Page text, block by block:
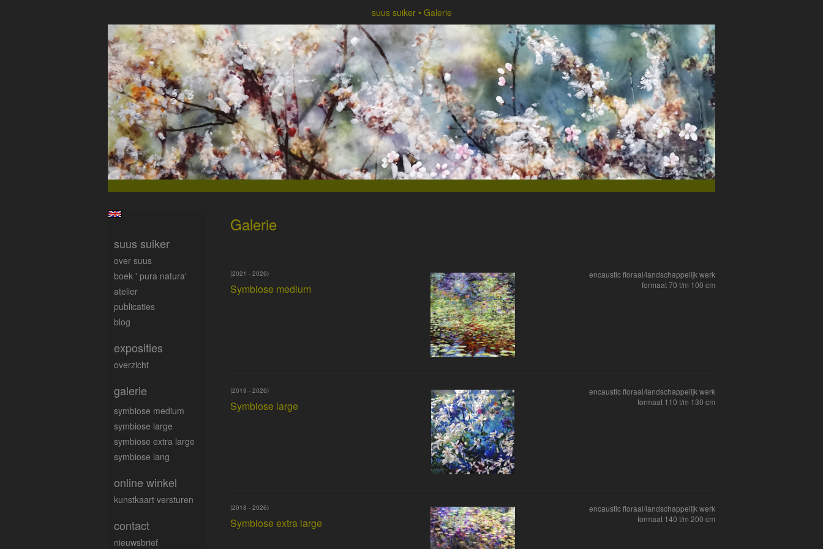
suus suiker Galerie
Galerie
Symbiose medium
(2021 - 2026)
encaustic floraal/landschappelijk werk
formaat 70 t/m 100 cm
Symbiose large
(2019 - 2026)
encaustic floraal/landschappelijk werk
formaat 110 t/m 130 cm
Symbiose extra large
(2018 - 2026)
encaustic floraal/landschappelijk werk
formaat 140 t/m 200 cm
suus suiker
over suus
boek ' pura natura'
atelier
publicaties
blog
exposities
overzicht
galerie
symbiose medium
symbiose large
symbiose extra large
symbiose lang
online winkel
kunstkaart versturen
contact
nieuwsbrief